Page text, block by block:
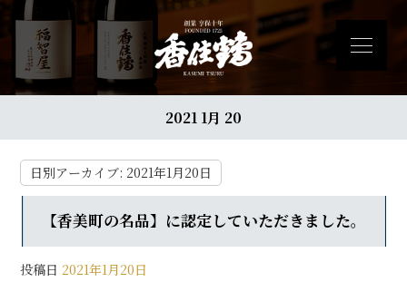
2021 1月 20
日別アーカイブ: 2021年1月20日
【香美町の名品】に認定していただきました。
投稿日 2021年1月20日